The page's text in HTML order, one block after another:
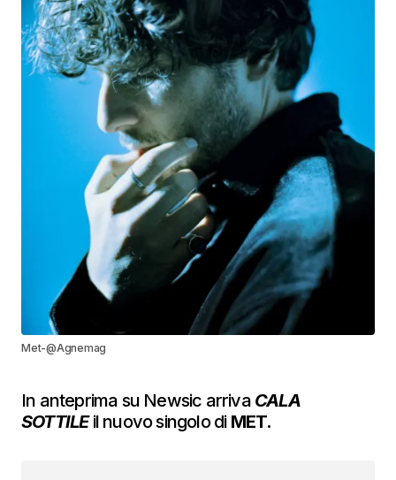
Met-@Agnemag
In anteprima su Newsic arriva CALA
SOTTILEil nuovo singolodi MET.